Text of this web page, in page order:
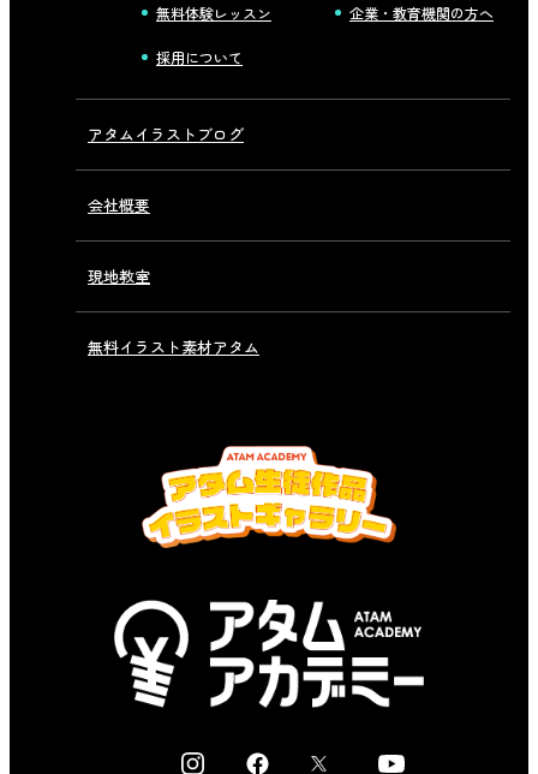
無料体験レッスン 企業・教育機関の方へ
採用について
アタムイラストブログ
会社概要
現地教室
無料イラスト素材アタム
I F X Y